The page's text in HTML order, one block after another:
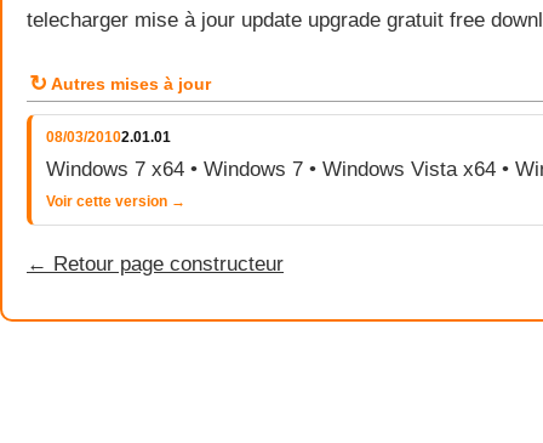
telecharger mise à jour update upgrade gratuit free
↻ Autres mises à jour
08/03/20102.01.01
Windows 7 x64 • Windows 7 • Windows Vista x64 •
Voir cette version →
← Retour page constructeur